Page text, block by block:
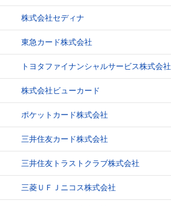
株式会社セディナ
東急カード株式会社
トヨタファイナンシャルサービス株式会社
株式会社ビューカード
ポケットカード株式会社
三井住友カード株式会社
三井住友トラストクラブ株式会社
三菱ＵＦＪニコス株式会社